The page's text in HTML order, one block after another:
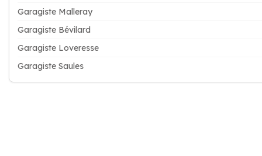
Garagiste Malleray
Garagiste Bévilard
Garagiste Loveresse
Garagiste Saules